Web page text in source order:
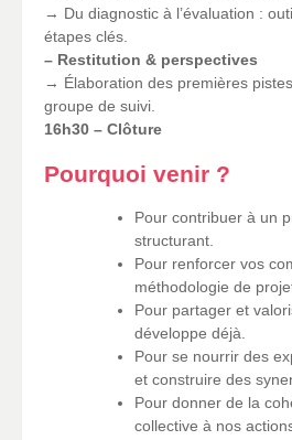
→ Du diagnostic à l’évaluation :
étapes clés.
– Restitution & perspectives
→ Élaboration des premières
groupe de suivi.
16h30 – Clôture
Pourquoi venir ?
Pour contribuer à un
structurant.
Pour renforcer vos
méthodologie de
Pour partager et
développe déjà.
Pour se nourrir des
et construire des
Pour donner de la
collective à nos